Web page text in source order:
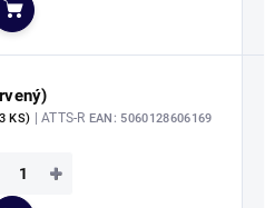
Do košíku
KS) | ATTS-R EAN: 5060128606169
+